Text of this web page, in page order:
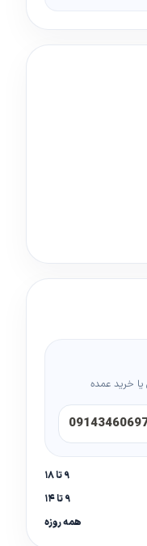
خرید عمده
۹ تا ۱۸
۹ تا ۱۴
همه روزه